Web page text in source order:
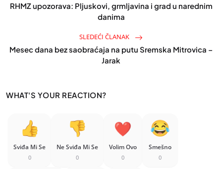
RHMZ upozorava: Pljuskovi, grmljavina i grad u narednim
danima
SLEDEĆI ČLANAK
Mesec dana bez saobraćaja na putu Sremska Mitrovica –
Jarak
WHAT'S YOUR REACTION?
Sviđa Mi Se
0
Ne Sviđa Mi Se
0
Volim Ovo
0
Smešno
0